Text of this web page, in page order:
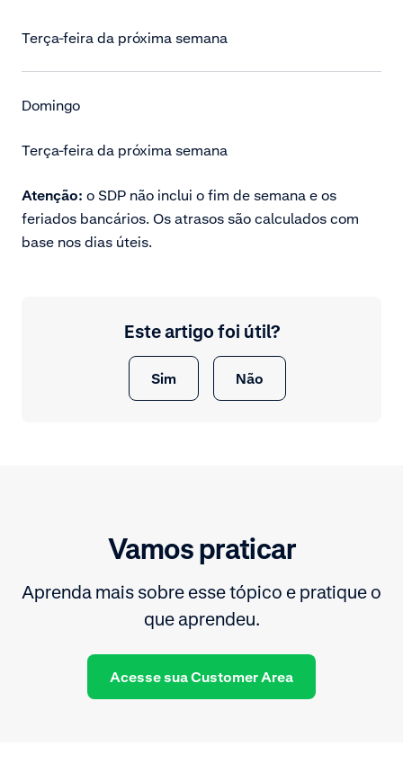
Terça-feira da próxima semana
Domingo
Terça-feira da próxima semana
Atenção: o SDP não inclui o fim de semana e os
feriados bancários. Os atrasos são calculados com
base nos dias úteis.
Este artigo foi útil?
Sim Não
Vamos praticar
Aprenda mais sobre esse tópico e pratique o
que aprendeu.
Acesse sua Customer Area